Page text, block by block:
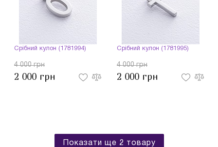
Срібний кулон (1781994)
4 000 грн
2 000 грн
Срібний кулон (1781995)
4 000 грн
2 000 грн
Показати ще 2 товару